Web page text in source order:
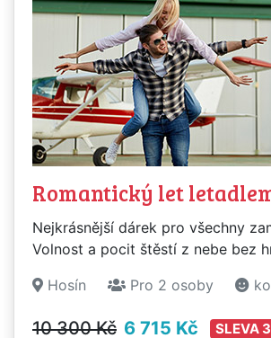
Romantický let
Nejkrásnější dárek pro všechny
Volnost a pocit štěstí z nebe bez
Hosín
Pro 2 osoby
10 300 Kč 6 715 Kč SLEVA